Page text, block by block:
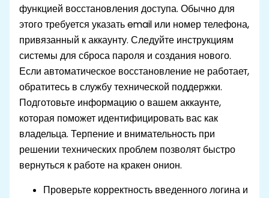
функцией восстановления доступа. Обычно для
этого требуется указать email или номер телефона,
привязанный к аккаунту. Следуйте инструкциям
системы для сброса пароля и создания нового.
Если автоматическое восстановление не работает,
обратитесь в службу технической поддержки.
Подготовьте информацию о вашем аккаунте,
которая поможет идентифицировать вас как
владельца. Терпение и внимательность при
решении технических проблем позволят быстро
вернуться к работе на кракен онион.
Проверьте корректность введенного логина и